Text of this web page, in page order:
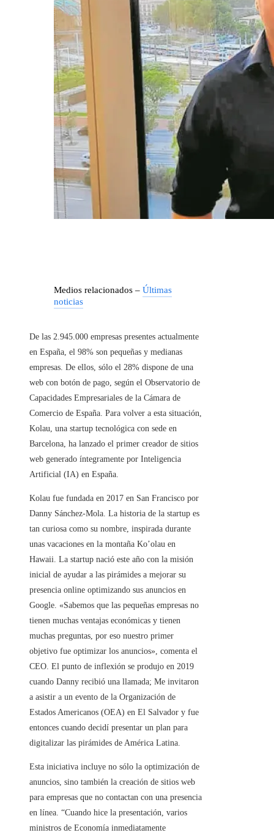
Medios relacionados – Últimas
noticias
De las 2.945.000 empresas presentes actualmente
en España, el 98% son pequeñas y medianas
empresas. De ellos, sólo el 28% dispone de una
web con botón de pago, según el Observatorio de
Capacidades Empresariales de la Cámara de
Comercio de España. Para volver a esta situación,
Kolau, una startup tecnológica con sede en
Barcelona, ​​ha lanzado el primer creador de sitios
web generado íntegramente por Inteligencia
Artificial (IA) en España.
Kolau fue fundada en 2017 en San Francisco por
Danny Sánchez-Mola. La historia de la startup es
tan curiosa como su nombre, inspirada durante
unas vacaciones en la montaña Ko’olau en
Hawaii. La startup nació este año con la misión
inicial de ayudar a las pirámides a mejorar su
presencia online optimizando sus anuncios en
Google. «Sabemos que las pequeñas empresas no
tienen muchas ventajas económicas y tienen
muchas preguntas, por eso nuestro primer
objetivo fue optimizar los anuncios», comenta el
CEO. El punto de inflexión se produjo en 2019
cuando Danny recibió una llamada; Me invitaron
a asistir a un evento de la Organización de
Estados Americanos (OEA) en El Salvador y fue
entonces cuando decidí presentar un plan para
digitalizar las pirámides de América Latina.
Esta iniciativa incluye no sólo la optimización de
anuncios, sino también la creación de sitios web
para empresas que no contactan con una presencia
en línea. “Cuando hice la presentación, varios
ministros de Economía inmediatamente